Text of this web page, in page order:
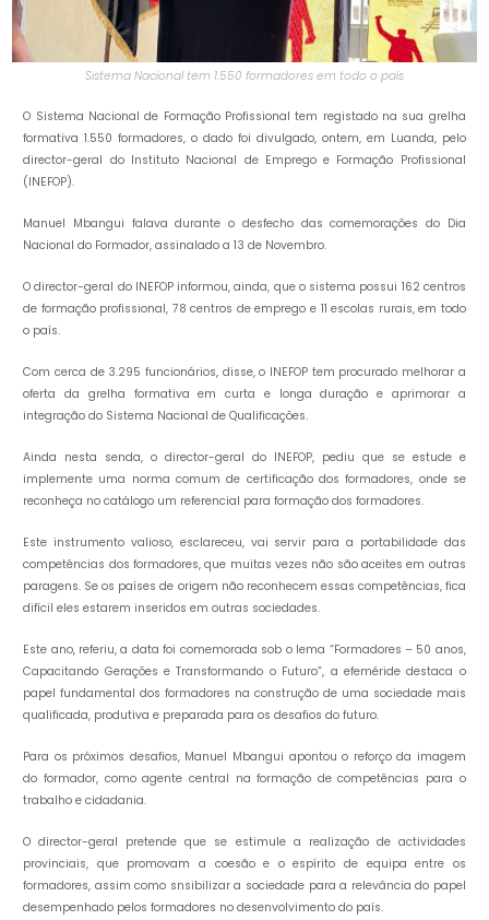
Sistema Nacional tem 1.550 formadores em todo o país
O Sistema Nacional de Formação Profissional tem registado na sua grelha
formativa 1.550 formadores, o dado foi divulgado, ontem, em Luanda, pelo
director-geral do Instituto Nacional de Emprego e Formação Profissional
(INEFOP).
Manuel Mbangui falava durante o desfecho das comemorações do Dia
Nacional do Formador, assinalado a 13 de Novembro.
O director-geral do INEFOP informou, ainda, que o sistema possui 162 centros
de formação profissional, 78 centros de emprego e 11 escolas rurais, em todo
o país.
Com cerca de 3.295 funcionários, disse, o INEFOP tem procurado melhorar a
oferta da grelha formativa em curta e longa duração e aprimorar a
integração do Sistema Nacional de Qualificações.
Ainda nesta senda, o director-geral do INEFOP, pediu que se estude e
implemente uma norma comum de certificação dos formadores, onde se
reconheça no catálogo um referencial para formação dos formadores.
Este instrumento valioso, esclareceu, vai servir para a portabilidade das
competências dos formadores, que muitas vezes não são aceites em outras
paragens. Se os países de origem não reconhecem essas competências, fica
difícil eles estarem inseridos em outras sociedades.
Este ano, referiu, a data foi comemorada sob o lema “Formadores – 50 anos,
Capacitando Gerações e Transformando o Futuro”, a efeméride destaca o
papel fundamental dos formadores na construção de uma sociedade mais
qualificada, produtiva e preparada para os desafios do futuro.
Para os próximos desafios, Manuel Mbangui apontou o reforço da imagem
do formador, como agente central na formação de competências para o
trabalho e cidadania.
O director-geral pretende que se estimule a realização de actividades
provinciais, que promovam a coesão e o espírito de equipa entre os
formadores, assim como snsibilizar a sociedade para a relevância do papel
desempenhado pelos formadores no desenvolvimento do país.